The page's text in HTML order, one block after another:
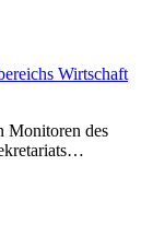
Monitoren des